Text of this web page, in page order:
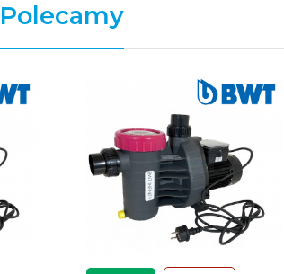
Polecamy